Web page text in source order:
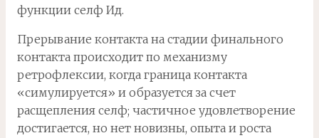
функции селф Ид.
Прерывание контакта на стадии финального
контакта происходит по механизму
ретрофлексии, когда граница контакта
«симулируется» и образуется за счет
расщепления селф; частичное удовлетворение
достигается, но нет новизны, опыта и роста